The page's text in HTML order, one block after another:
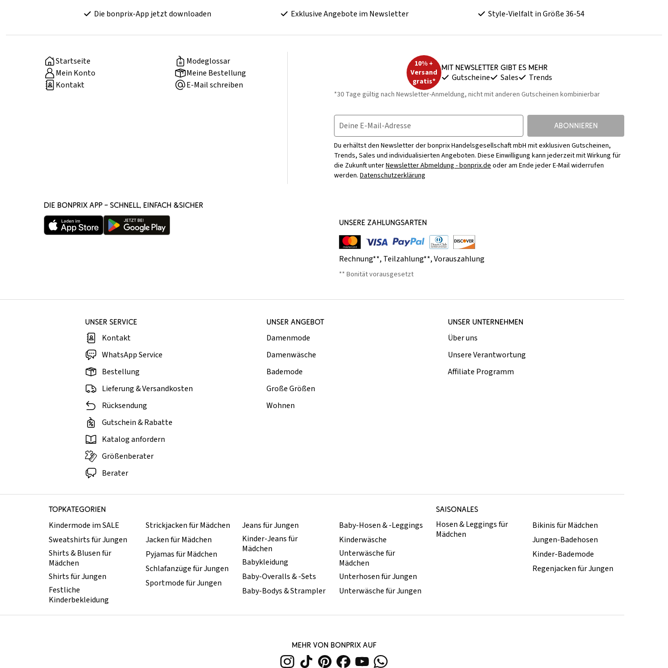
Die bonprix-App jetzt downloaden Exklusive Angebote im Newsletter Style-Vielfalt in Größe 36-54
Startseite
Modeglossar
Mein Konto
Meine Bestellung
Kontakt
E-Mail schreiben
10% +
Versand
gratis*
Mit Newsletter gibt es mehr
Gutscheine Sales Trends
*30 Tage gültig nach Newsletter-Anmeldung, nicht mit anderen Gutscheinen kombinierbar
Deine E-Mail-Adresse ABONNIEREN
Du erhältst den Newsletter der bonprix Handelsgesellschaft mbH mit exklusiven Gutscheinen,
Trends, Sales und individualisierten Angeboten. Diese Einwilligung kann jederzeit mit Wirkung für
die Zukunft unterNewsletter Abmeldung - bonprix.deoder am Ende jeder E-Mail widerrufen
werden. Datenschutzerklärung
DIE BONPRIX APP – SCHNELL, EINFACH &SICHER
UNSERE ZAHLUNGSARTEN
Rechnung**, Teilzahlung**,Vorauszahlung
** Bonität vorausgesetzt
UNSER SERVICE
Kontakt
WhatsApp Service
Bestellung
Lieferung & Versandkosten
Rücksendung
Gutschein & Rabatte
Katalog anfordern
Größenberater
Berater
UNSER ANGEBOT
Damenmode
Damenwäsche
Bademode
Große Größen
Wohnen
UNSER UNTERNEHMEN
Über uns
Unsere Verantwortung
Affiliate Programm
TOPKATEGORIEN SAISONALES
Kindermode im SALE
Sweatshirts für Jungen
Shirts & Blusen für
Mädchen
Shirts für Jungen
Festliche
Kinderbekleidung
Strickjacken für Mädchen
Jacken für Mädchen
Pyjamas für Mädchen
Schlafanzüge für Jungen
Sportmode für Jungen
Jeans für Jungen
Kinder-Jeans für
Mädchen
Babykleidung
Baby-Overalls & -Sets
Baby-Bodys & Strampler
Baby-Hosen & -Leggings
Kinderwäsche
Unterwäsche für
Mädchen
Unterhosen für Jungen
Unterwäsche für Jungen
Hosen & Leggings für
Mädchen
Bikinis für Mädchen
Jungen-Badehosen
Kinder-Bademode
Regenjacken für Jungen
MEHR VON BONPRIX AUF